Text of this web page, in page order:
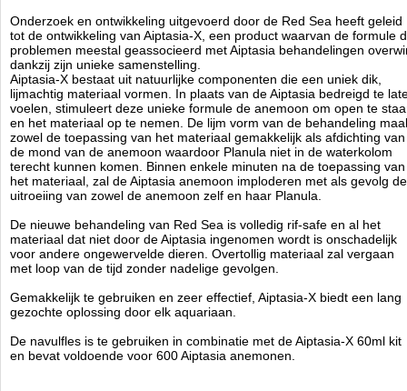
Onderzoek en ontwikkeling uitgevoerd door de Red Sea heeft geleid
tot de ontwikkeling van Aiptasia-X, een product waarvan de formule
problemen meestal geassocieerd met Aiptasia behandelingen
dankzij zijn unieke samenstelling.
Aiptasia-X bestaat uit natuurlijke componenten die een uniek dik,
lijmachtig materiaal vormen. In plaats van de Aiptasia bedreigd te
voelen, stimuleert deze unieke formule de anemoon om open te
en het materiaal op te nemen. De lijm vorm van de behandeling
zowel de toepassing van het materiaal gemakkelijk als afdichting van
de mond van de anemoon waardoor Planula niet in de waterkolom
terecht kunnen komen. Binnen enkele minuten na de toepassing van
het materiaal, zal de Aiptasia anemoon imploderen met als gevolg de
uitroeiing van zowel de anemoon zelf en haar Planula.
De nieuwe behandeling van Red Sea is volledig rif-safe en al het
materiaal dat niet door de Aiptasia ingenomen wordt is onschadelijk
voor andere ongewervelde dieren. Overtollig materiaal zal vergaan
met loop van de tijd zonder nadelige gevolgen.
Gemakkelijk te gebruiken en zeer effectief, Aiptasia-X biedt een lang
gezochte oplossing door elk aquariaan.
De navulfles is te gebruiken in combinatie met de Aiptasia-X 60ml kit
en bevat voldoende voor 600 Aiptasia anemonen.